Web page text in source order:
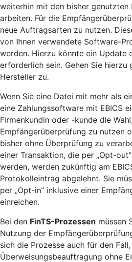
weiterhin mit den bisher genutzten
arbeiten. Für die
neue Auftragsarten zu nutzen.
von Ihnen verwendete Software-
werden. Hierzu könnte ein Update
erforderlich sein. Gehen Sie
Hersteller zu.
Wenn Sie eine Datei mit mehr als
eine Zahlungssoftware mit EBICS
Firmenkundin oder -kunde die
Empfängerüberprüfung zu nutzen
bisher ohne Überprüfung zu
einer Transaktion, die per „Opt-
werden, werden zukünftig am
Protokolleintrag abgelehnt. Sie
per „Opt-in” inklusive einer
einreichen.
Bei den FinTS-Prozessen müssen
Nutzung der
sich die Prozesse auch für den
Überweisungsbeauftragung ohne